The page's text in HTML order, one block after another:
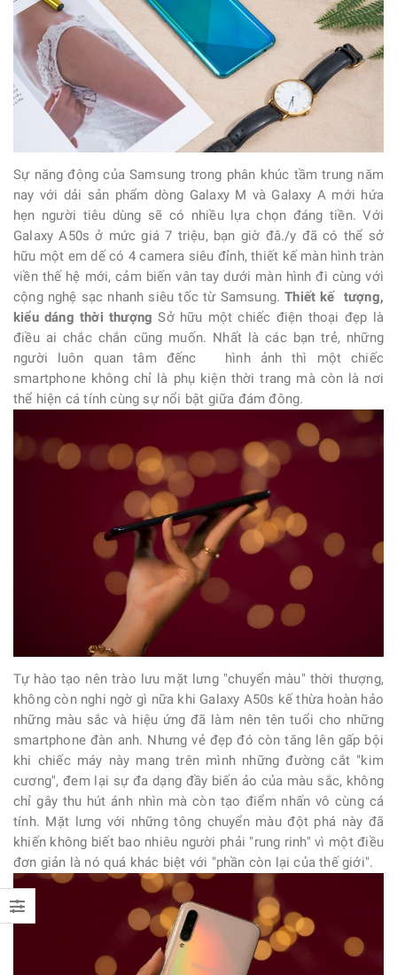
Sự năng động của Samsung trong phân khúc tầm trung năm
nay với dải sản phẩm dòng Galaxy M và Galaxy A mới hứa
hẹn người tiêu dùng sẽ có nhiều lựa chọn đáng tiền. Với
Galaxy A50s ở mức giá 7 triệu, bạn giờ đâ./y đã có thể sở
hữu một em dế có 4 camera siêu đỉnh, thiết kế màn hình tràn
viền thế hệ mới, cảm biến vân tay dưới màn hình đi cùng với
cộng nghệ sạc nhanh siêu tốc từ Samsung.Thiết kế tượng,
kiểu dáng thời thượng Sở hữu một chiếc điện thoại đẹp là
điều ai chắc chắn cũng muốn. Nhất là các bạn trẻ, những
người luôn quan tâm đếnc hình ảnh thì một chiếc
smartphone không chỉ là phụ kiện thời trang mà còn là nơi
thể hiện cá tính cùng sự nổi bật giữa đám đông.
Tự hào tạo nên trào lưu mặt lưng "chuyển màu" thời thượng,
không còn nghi ngờ gì nữa khi Galaxy A50s kế thừa hoàn hảo
những màu sắc và hiệu ứng đã làm nên tên tuổi cho những
smartphone đàn anh. Nhưng vẻ đẹp đó còn tăng lên gấp bội
khi chiếc máy này mang trên mình những đường cắt "kim
cương", đem lại sự đa dạng đầy biến ảo của màu sắc, không
chỉ gây thu hút ánh nhìn mà còn tạo điểm nhấn vô cùng cá
tính. Mặt lưng với những tông chuyển màu đột phá này đã
khiến không biết bao nhiêu người phải "rung rinh" vì một điều
đơn giản là nó quá khác biệt với "phần còn lại của thế giới".